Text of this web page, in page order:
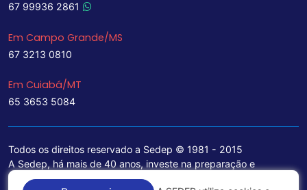
67 99936 2861
Em Campo Grande/MS
67 3213 0810
Em Cuiabá/MT
65 3653 5084
Todos os direitos reservado a Sedep © 1981 - 2015
A Sedep, há mais de 40 anos, investe na preparação e
treinamento de funcionários e na aquisição de tecnologia de